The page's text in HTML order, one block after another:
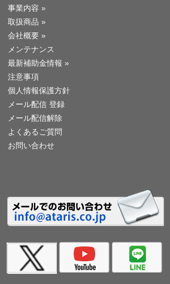
事業内容 »
取扱商品 »
会社概要 »
メンテナンス
最新補助金情報 »
注意事項
個人情報保護方針
メール配信 登録
メール配信解除
よくあるご質問
お問い合わせ